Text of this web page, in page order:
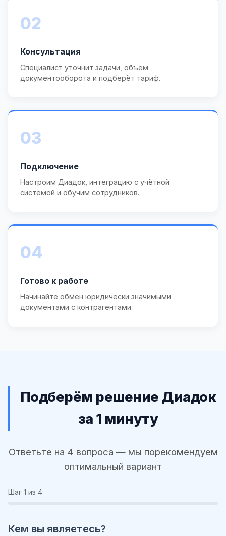
02
Консультация
Специалист уточнит задачи, объём
документооборота и подберёт тариф.
03
Подключение
Настроим Диадок, интеграцию с учётной
системой и обучим сотрудников.
04
Готово к работе
Начинайте обмен юридически значимыми
документами с контрагентами.
Подберём решение Диадок
за 1 минуту
Ответьте на 4 вопроса — мы порекомендуем
оптимальный вариант
Шаг 1 из 4
Кем вы являетесь?